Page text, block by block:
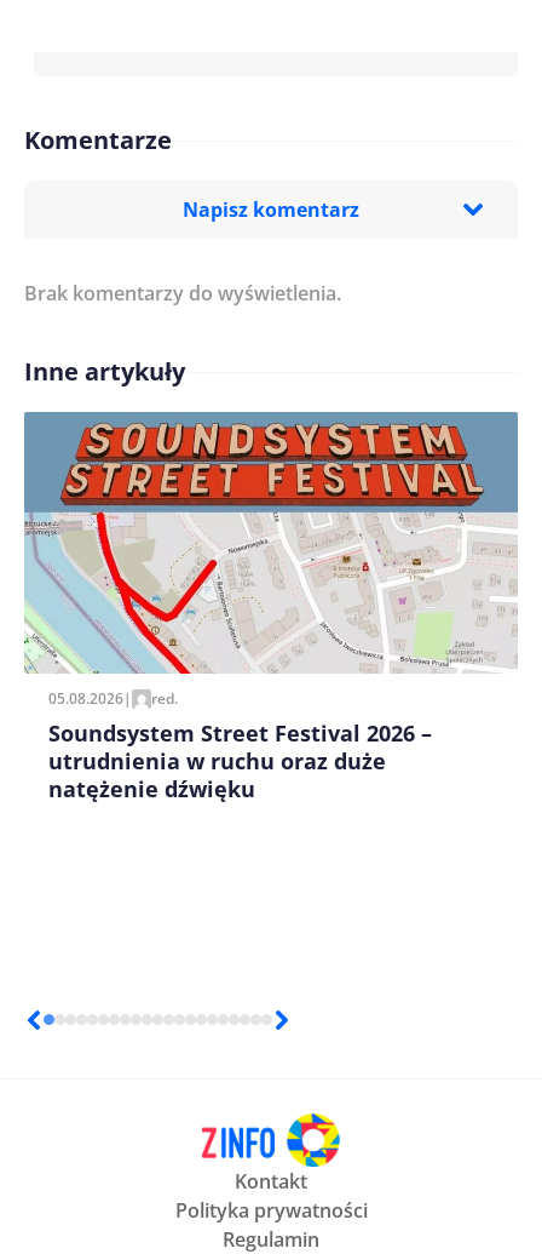
Komentarze
Napisz komentarz
Treść komentarza*
Imię/ Nick*
Zapamiętaj moje dane w tej przeglądarce podczas
pisania kolejnych komentarzy.
Brak komentarzy do wyświetlenia.
Inne artykuły
05.08.2026| red.
Soundsystem Street Festival 2026 –
utrudnienia w ruchu oraz duże
natężenie dźwięku
Kontakt
Polityka prywatności
Regulamin